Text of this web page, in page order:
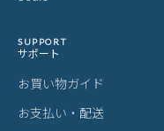
SUPPORT
サポート
お買い物ガイド
お支払い・配送